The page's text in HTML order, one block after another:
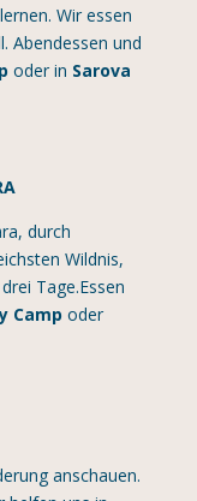
Wir essen
Abendessen und
oder in Sarova
durch
Wildnis,
Tage.Essen
Camp oder
anschauen.